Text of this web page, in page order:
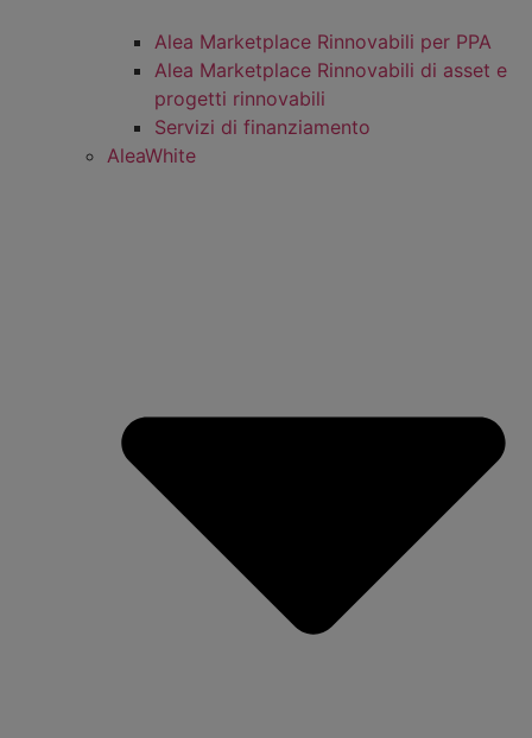
Alea Marketplace Rinnovabili per PPA
Alea Marketplace Rinnovabili di asset e
progetti rinnovabili
Servizi di finanziamento
AleaWhite